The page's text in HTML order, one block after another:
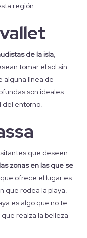
región.
de la isla,
tomar el sol sin
alguna línea de
son ideales
del entorno.
que deseen
zonas en las que se
que ofrece el lugar es
que rodea la playa.
es algo que no te
realza la belleza